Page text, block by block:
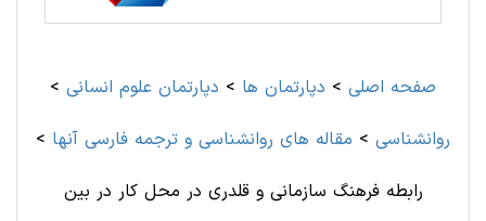
صفحه اصلی > دپارتمان ها > دپارتمان علوم انسانی >
روانشناسی > مقاله های روانشناسی و ترجمه فارسی آنها >
رابطه فرهنگ سازمانی و قلدری در محل کار در بین